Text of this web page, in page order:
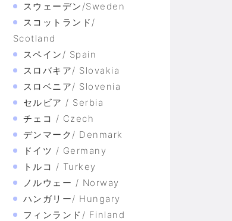
スウェーデン/Sweden
スコットランド/
Scotland
スペイン/ Spain
スロバキア/ Slovakia
スロベニア/ Slovenia
セルビア / Serbia
チェコ / Czech
デンマーク/ Denmark
ドイツ / Germany
トルコ / Turkey
ノルウェー / Norway
ハンガリー/ Hungary
フィンランド/ Finland